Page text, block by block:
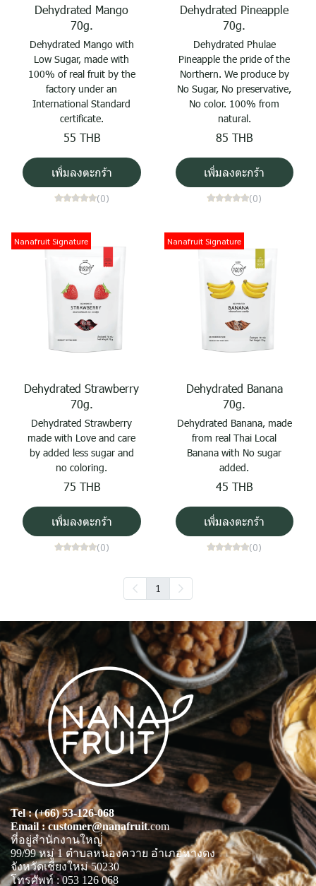
Dehydrated Mango
70g.
Dehydrated Mango with
Low Sugar, made with
100% of real fruit by the
factory under an
International Standard
certificate.
55 THB
เพิ่มลงตะกร้า
(0)
Dehydrated Pineapple
70g.
Dehydrated Phulae
Pineapple the pride of the
Northern. We produce by
No Sugar, No preservative,
No color. 100% from
natural.
85 THB
เพิ่มลงตะกร้า
(0)
Nanafruit Signature
Dehydrated Strawberry
70g.
Dehydrated Strawberry
made with Love and care
by added less sugar and
no coloring.
75 THB
เพิ่มลงตะกร้า
(0)
Nanafruit Signature
Dehydrated Banana
70g.
Dehydrated Banana, made
from real Thai Local
Banana with No sugar
added.
45 THB
เพิ่มลงตะกร้า
(0)
1
Tel : (+66) 53-126-068
Email : customer@nanafruit.com
ที่อยู่สำนักงานใหญ่่
99/99 หมู่ 1 ตำบลหนองควาย อำเภอหางดง
จังหวัดเชียงใหม่ 50230
โทรศัพท์ : 053 126 068